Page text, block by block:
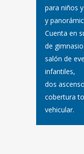
para niños
y
Cuenta en
de
salón de
infantiles,
dos
cobertura
vehicular.